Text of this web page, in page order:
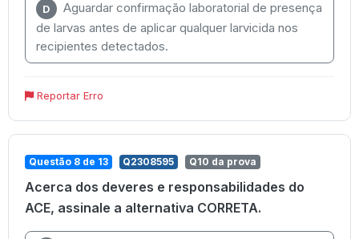
D
Aguardar confirmação laboratorial de presença
de larvas antes de aplicar qualquer larvicida nos
recipientes detectados.
Reportar Erro
Questão 8 de 13 Q2308595 Q10 da prova
Acerca dos deveres e responsabilidades do
ACE, assinale a alternativa CORRETA.